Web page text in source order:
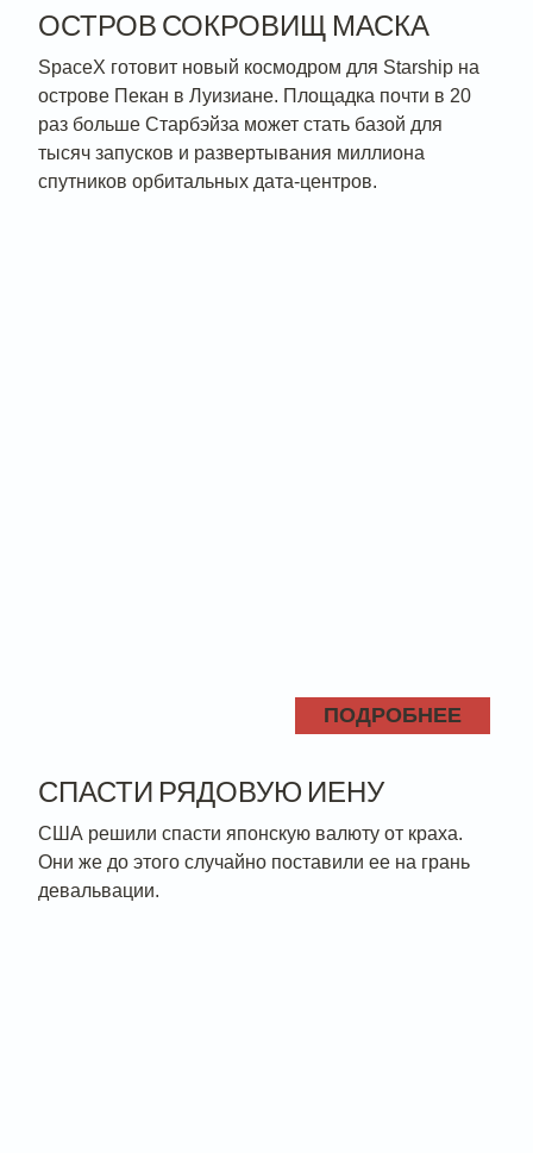
ОСТРОВ СОКРОВИЩ МАСКА
SpaceX готовит новый космодром для Starship на
острове Пекан в Луизиане. Площадка почти в 20
раз больше Старбэйза может стать базой для
тысяч запусков и развертывания миллиона
спутников орбитальных дата-центров.
ПОДРОБНЕЕ
СПАСТИ РЯДОВУЮ ИЕНУ
США решили спасти японскую валюту от краха.
Они же до этого случайно поставили ее на грань
девальвации.